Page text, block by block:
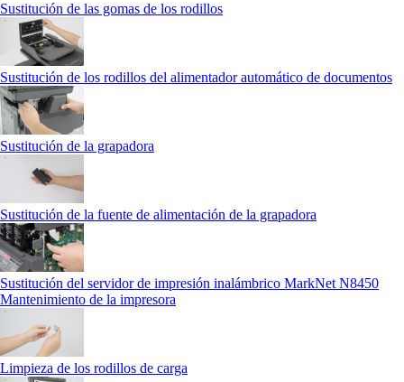
Sustitución de las gomas de los rodillos
Sustitución de los rodillos del alimentador automático de documentos
Sustitución de la grapadora
Sustitución de la fuente de alimentación de la grapadora
Sustitución del servidor de impresión inalámbrico MarkNet N8450
Mantenimiento de la impresora
Limpieza de los rodillos de carga